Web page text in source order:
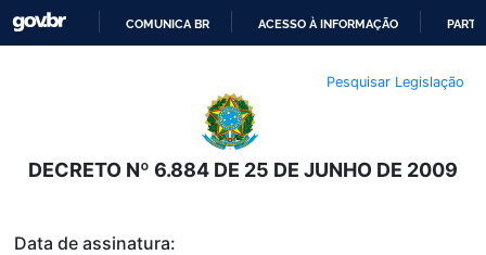
O
CONTEÚDO
COMUNICA BR ACESSO À INFORMAÇÃO
Pesquisar Legislação
DECRETO Nº 6.884 DE 25 DE JUNHO DE 2009
Data de assinatura: